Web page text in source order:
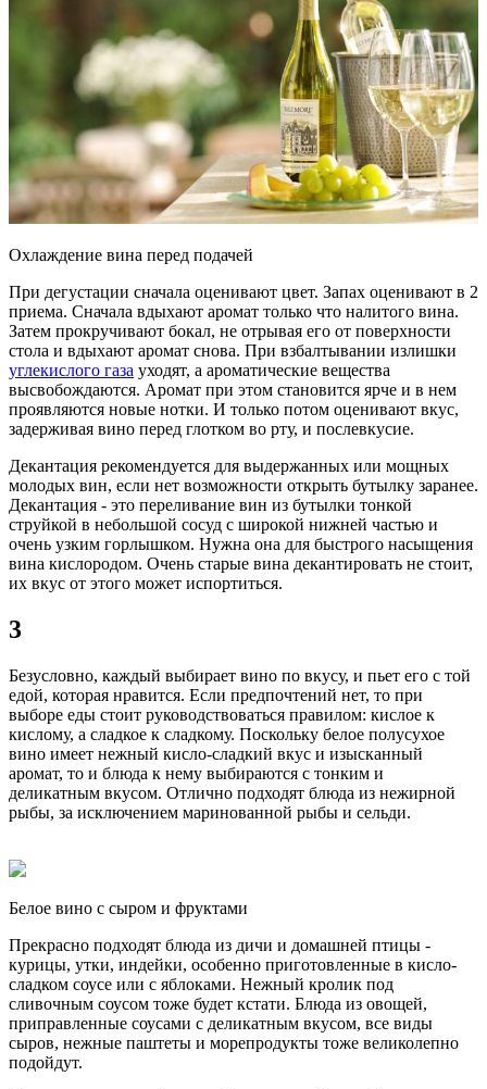
Охлаждение вина перед подачей
При дегустации сначала оценивают цвет. Запах оценивают в 2
приема. Сначала вдыхают аромат только что налитого вина.
Затем прокручивают бокал, не отрывая его от поверхности
стола и вдыхают аромат снова. При взбалтывании излишки
углекислого газа уходят, а ароматические вещества
высвобождаются. Аромат при этом становится ярче и в нем
проявляются новые нотки. И только потом оценивают вкус,
задерживая вино перед глотком во рту, и послевкусие.
Декантация рекомендуется для выдержанных или мощных
молодых вин, если нет возможности открыть бутылку заранее.
Декантация - это переливание вин из бутылки тонкой
струйкой в небольшой сосуд с широкой нижней частью и
очень узким горлышком. Нужна она для быстрого насыщения
вина кислородом. Очень старые вина декантировать не стоит,
их вкус от этого может испортиться.
3
Безусловно, каждый выбирает вино по вкусу, и пьет его с той
едой, которая нравится. Если предпочтений нет, то при
выборе еды стоит руководствоваться правилом: кислое к
кислому, а сладкое к сладкому. Поскольку белое полусухое
вино имеет нежный кисло-сладкий вкус и изысканный
аромат, то и блюда к нему выбираются с тонким и
деликатным вкусом. Отлично подходят блюда из нежирной
рыбы, за исключением маринованной рыбы и сельди.
Белое вино с сыром и фруктами
Прекрасно подходят блюда из дичи и домашней птицы -
курицы, утки, индейки, особенно приготовленные в кисло-
сладком соусе или с яблоками. Нежный кролик под
сливочным соусом тоже будет кстати. Блюда из овощей,
приправленные соусами с деликатным вкусом, все виды
сыров, нежные паштеты и морепродукты тоже великолепно
подойдут.